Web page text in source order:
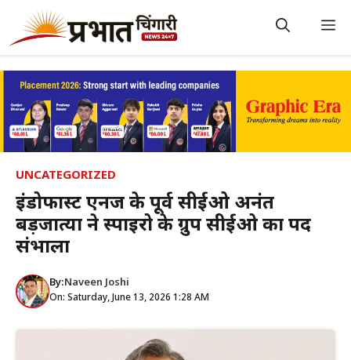
content
UNCATEGORIZED
इंडोफास्ट एनर्जी के पूर्व सीईओ अनंत
बड़जात्या ने स्पाइरो के ग्रुप सीईओ का पद
संभाला
By:Naveen Joshi
On: Saturday, June 13, 2026 1:28 AM